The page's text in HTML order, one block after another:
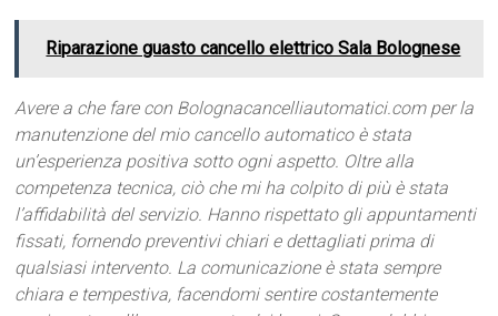
Riparazione guasto cancello elettrico Sala Bolognese
Avere a che fare con Bolognacancelliautomatici.com per la
manutenzione del mio cancello automatico è stata
un’esperienza positiva sotto ogni aspetto. Oltre alla
competenza tecnica, ciò che mi ha colpito di più è stata
l’affidabilità del servizio. Hanno rispettato gli appuntamenti
fissati, fornendo preventivi chiari e dettagliati prima di
qualsiasi intervento. La comunicazione è stata sempre
chiara e tempestiva, facendomi sentire costantemente